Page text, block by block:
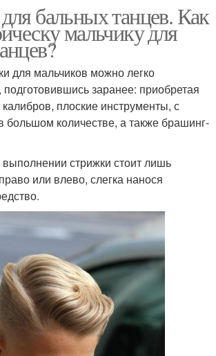
бальных танцев. Как
мальчику для
для мальчиков можно легко
заранее: приобретая
плоские инструменты, с
большом количестве, а также брашинг-
стрижки стоит лишь
или влево, слегка нанося